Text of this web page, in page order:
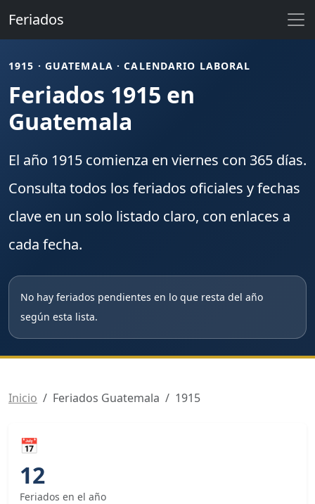
Feriados
1915 · GUATEMALA · CALENDARIO LABORAL
Feriados 1915 en
Guatemala
El año 1915 comienza en viernes con 365 días.
Consulta todos los feriados oficiales y fechas
clave en un solo listado claro, con enlaces a
cada fecha.
No hay feriados pendientes en lo que resta del año
según esta lista.
Inicio Feriados Guatemala 1915
📅
12
Feriados en el año